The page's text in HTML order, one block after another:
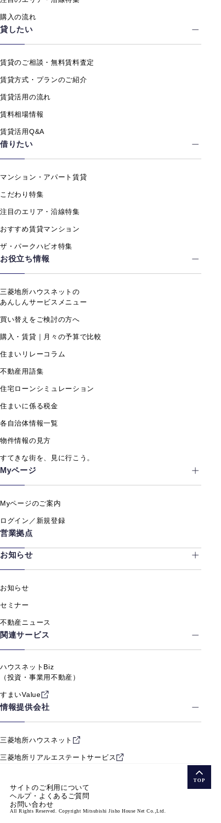
購入の流れ
貸したい
賃貸のご相談・無料賃料査定
賃貸方式・プランのご紹介
賃貸活用の流れ
賃料相場情報
賃貸活用Q&A
借りたい
マンション・アパート賃貸
こだわり特集
注目のエリア・沿線特集
おすすめ賃貸マンション
ザ・パークハビオ特集
お役立ち情報
三菱地所ハウスネットの
あんしんサービスメニュー
買い替えをご検討の方へ
購入・賃貸｜月々の予算で比較
住まいリレーコラム
不動産用語集
住宅ローンシミュレーション
住まいに係る税金
各自治体情報一覧
物件情報の見方
すてきな街を、見に行こう。
Myページ
Myページのご案内
ログイン／新規登録
営業拠点
お知らせ
お知らせ
セミナー
不動産ニュース
関連サービス
ハウスネットBiz
（投資・事業用不動産）
すまいValue
情報提供会社
三菱地所ハウスネット
三菱地所リアルエステートサービス
サイトのご利用について
ヘルプ・よくあるご質問
お問い合わせ
All Rights Reserved. Copyright Mitsubishi Jisho House Net Co.,Ltd.
TOP